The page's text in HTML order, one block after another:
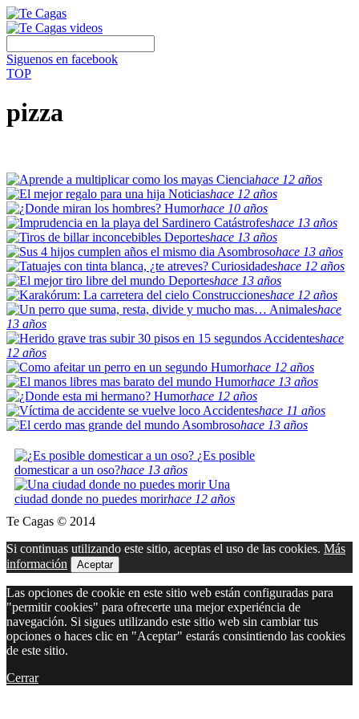
Siguenos en facebook
TOP
pizza
Cienciahace 12 años
Noticiashace 12 años
Humorhace 10 años
Catástrofeshace 13 años
Deporteshace 13 años
Asombrosohace 13 años
Curiosidadeshace 12 años
Deporteshace 13 años
Construccioneshace 12 años
Animaleshace
13 años
Accidenteshace
12 años
Humorhace 12 años
Humorhace 13 años
Humorhace 12 años
Accidenteshace 11 años
Asombrosohace 13 años
¿Es posible
domesticar a un oso?hace 13 años
Una
ciudad donde no puedes morirhace 12 años
Te Cagas © 2014
Si continuas utilizando este sitio, aceptas el uso de las cookies. Más
información
Aceptar
Las opciones de cookie en este sitio web están configuradas para
"permitir cookies" para ofrecerte una mejor experiéncia de
navegación. Si sigues utilizando este sitio web sin cambiar tus
opciones o haces clic en "Aceptar" estarás consintiendo las cookies
de este sitio.
Cerrar